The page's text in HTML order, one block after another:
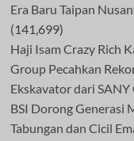
Era Baru Taipan
(141,699)
Haji Isam Crazy Rich
Group Pecahkan
Ekskavator dari SANY
BSI Dorong Generasi
Tabungan dan Cicil